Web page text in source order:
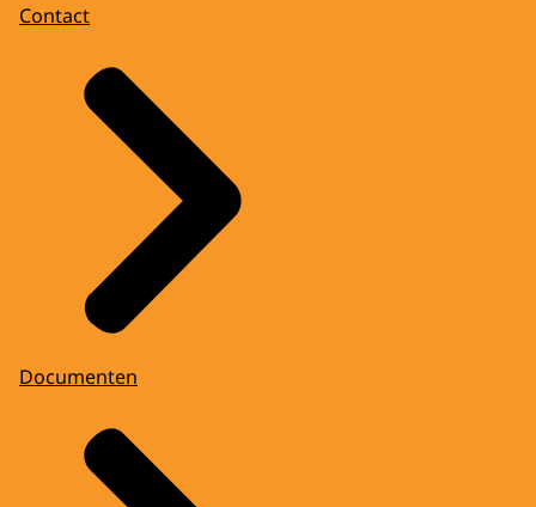
Contact
Documenten